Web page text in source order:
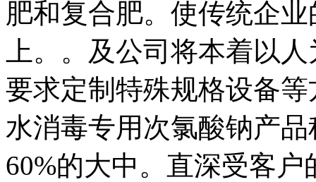
肥和复合肥。使传统企
上。。及公司将本着以
要求定制特殊规格设备
水消毒专用次氯酸钠产
60%的大中。直深受客